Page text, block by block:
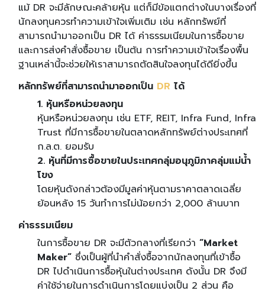
แม้ DR จะมีลักษณะคล้ายหุ้น แต่ก็มีข้อแตกต่างในบางเรื่องที่
นักลงทุนควรทำความเข้าใจเพิ่มเติม เช่น หลักทรัพย์ที่
สามารถนำมาออกเป็น DR ได้ ค่าธรรมเนียมในการซื้อขาย
และการส่งคำสั่งซื้อขาย เป็นต้น การทำความเข้าใจเรื่องพื้น
ฐานเหล่านี้จะช่วยให้เราสามารถตัดสินใจลงทุนได้ดียิ่งขึ้น
หลักทรัพย์ที่สามารถนำมาออกเป็น DR ได้
1. หุ้นหรือหน่วยลงทุน
หุ้นหรือหน่วยลงทุน เช่น ETF, REIT, Infra Fund, Infra
Trust ที่มีการซื้อขายในตลาดหลักทรัพย์ต่างประเทศที่
ก.ล.ต. ยอมรับ
2. หุ้นที่มีการซื้อขายในประเทศกลุ่มอนุภูมิภาคลุ่มแม่น้ำ
โขง
โดยหุ้นดังกล่าวต้องมีมูลค่าหุ้นตามราคาตลาดเฉลี่ย
ย้อนหลัง 15 วันทำการไม่น้อยกว่า 2,000 ล้านบาท
ค่าธรรมเนียม
ในการซื้อขาย DR จะมีตัวกลางที่เรียกว่า “Market
Maker” ซึ่งเป็นผู้ที่นำคำสั่งซื้อจากนักลงทุนที่เข้าซื้อ
DR ไปดำเนินการซื้อหุ้นในต่างประเทศ ดังนั้น DR จึงมี
ค่าใช้จ่ายในการดำเนินการโดยแบ่งเป็น 2 ส่วน คือ